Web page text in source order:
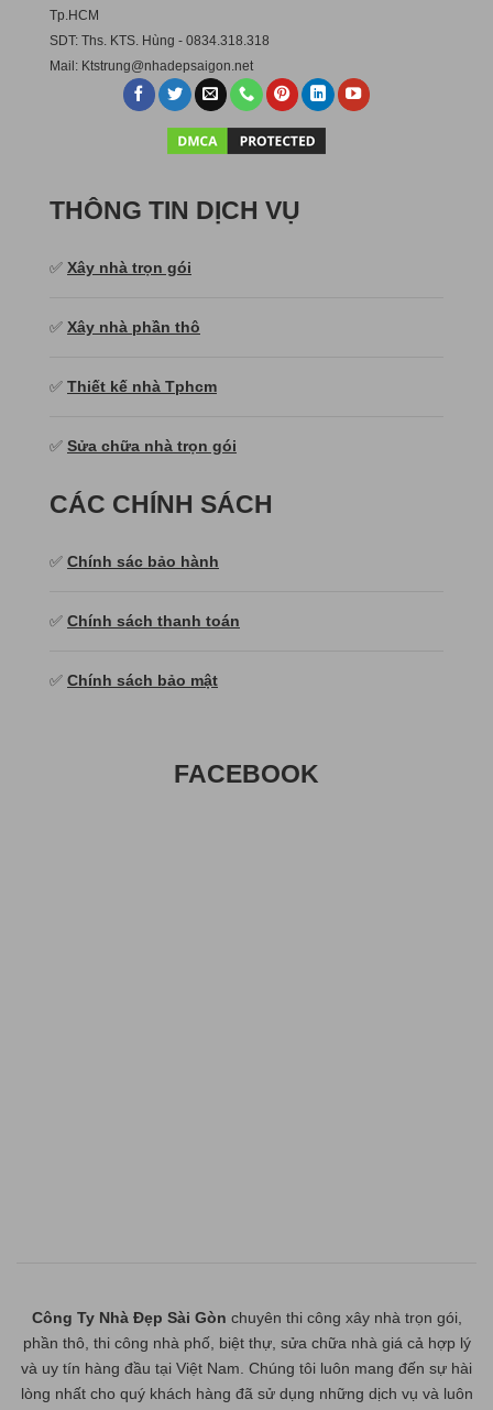
Tp.HCM
SDT: Ths. KTS. Hùng - 0834.318.318
Mail: Ktstrung@nhadepsaigon.net
THÔNG TIN DỊCH VỤ
✅ Xây nhà trọn gói
✅ Xây nhà phần thô
✅ Thiết kế nhà Tphcm
✅ Sửa chữa nhà trọn gói
CÁC CHÍNH SÁCH
✅ Chính sác bảo hành
✅ Chính sách thanh toán
✅ Chính sách bảo mật
FACEBOOK
Công Ty Nhà Đẹp Sài Gòn chuyên thi công xây nhà trọn gói,
phần thô, thi công nhà phố, biệt thự, sửa chữa nhà giá cả hợp lý
và uy tín hàng đầu tại Việt Nam. Chúng tôi luôn mang đến sự hài
lòng nhất cho quý khách hàng đã sử dụng những dịch vụ và luôn